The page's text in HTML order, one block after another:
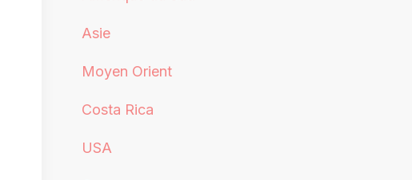
Asie
Moyen Orient
Costa Rica
USA